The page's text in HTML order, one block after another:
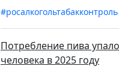
#росалкогольтабакконтроль
Потребление пива
человека в 2025 году